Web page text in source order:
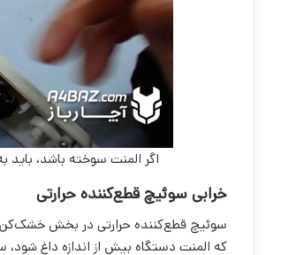
اگر المنت سوخته باشد، باید
خرابی سوئیچ قطع‌کننده حرارتی
سوئیچ قطع‌کننده حرارتی در بخش خشک‌کن
که المنت دستگاه بیش از اندازه داغ